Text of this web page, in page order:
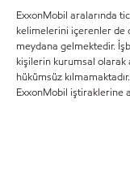
ExxonMobil aralarında
kelimelerini içerenler de
meydana gelmektedir.
kişilerin kurumsal olarak
hükümsüz
ExxonMobil iştiraklerine